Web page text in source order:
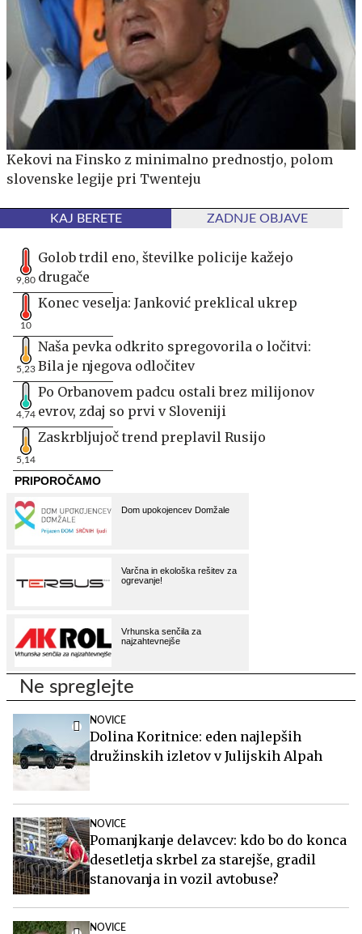
Kekovi na Finsko z minimalno prednostjo, polom
slovenske legije pri Twenteju
KAJ BERETE ZADNJE OBJAVE
9,80
Golob trdil eno, številke policije kažejo
drugače
10
Konec veselja: Janković preklical ukrep
5,23
Naša pevka odkrito spregovorila o ločitvi:
Bila je njegova odločitev
4,74
Po Orbanovem padcu ostali brez milijonov
evrov, zdaj so prvi v Sloveniji
5,14
Zaskrbljujoč trend preplavil Rusijo
Ne spreglejte
NOVICE
Dolina Koritnice: eden najlepših
družinskih izletov v Julijskih Alpah
NOVICE
Pomanjkanje delavcev: kdo bo do konca
desetletja skrbel za starejše, gradil
stanovanja in vozil avtobuse?
NOVICE